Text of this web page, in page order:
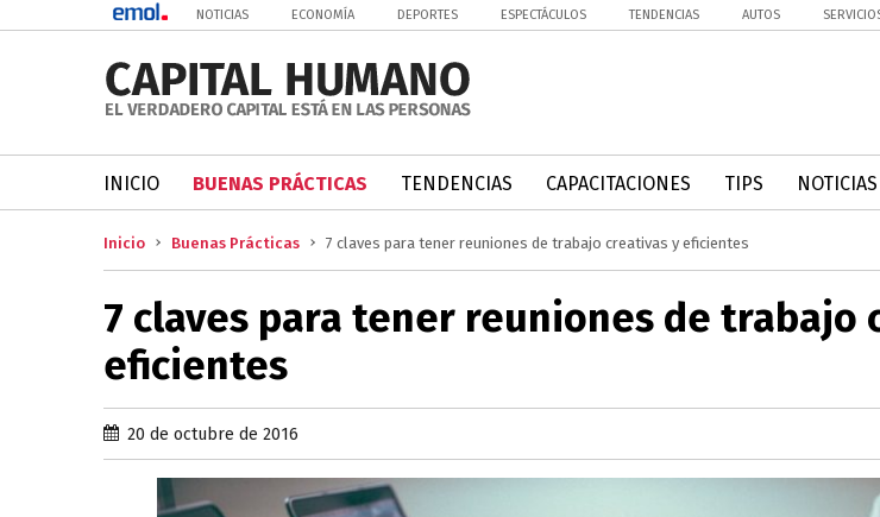
NOTICIAS ECONOMÍA DEPORTES ESPECTÁCULOS TENDENCIAS AUTOS
INICIO BUENAS PRÁCTICAS TENDENCIAS CAPACITACIONES TIPS NOTICIAS
Inicio Buenas Prácticas 7 claves para tener reuniones de trabajo creativas y eficientes
7 claves para tener reuniones de trabajo
eficientes
20 de octubre de 2016